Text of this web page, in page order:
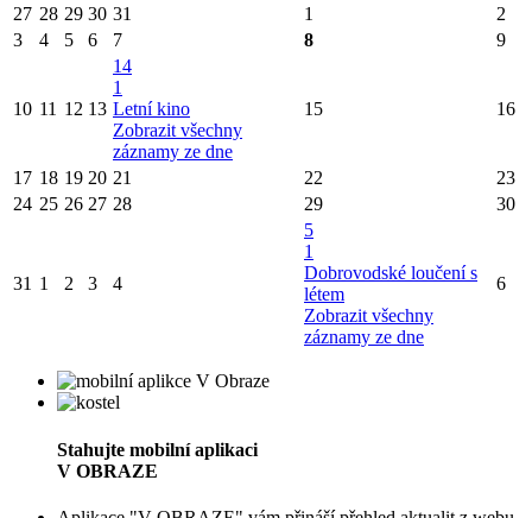
27 28 29 30 31 1
2
3
4 5 6 7 8 9
10 11 12 13
14
1
Letní kino
Zobrazit všechny
záznamy ze dne
15 16
17 18 19 20 21 22
23
24 25 26 27 28 29 30
31 1 2 3 4
5
1
Dobrovodské loučení s
létem
Zobrazit všechny
záznamy ze dne
6
Stahujte mobilní aplikaci
V OBRAZE